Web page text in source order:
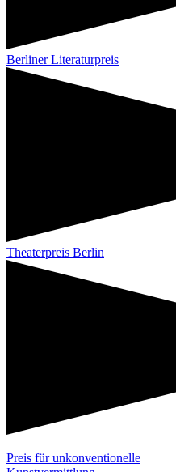
Berliner Literaturpreis
Theaterpreis Berlin
Preis für unkonventionelle